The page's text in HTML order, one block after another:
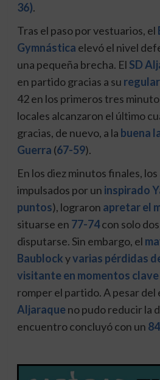
36).
Tras el paso por vestuarios, el
Gymnástica elevó el nivel
una pequeña brecha. El SD
en partido gracias a su
42 en los primeros tres
locales alcanzaron el último
gracias, de nuevo, a la buena
Guerra (67-59).
En los diez minutos finales, los
impulsados por un inspirado
puntos), lograron apretar el
situarse en 77-74con solo
disputarse. Sin embargo, el
Baublockyvarias pérdidas
visitante en momentos clave
romper el partido. A pesar del
Aljaraqueno pudo reducir la
encuentro concluyó con un